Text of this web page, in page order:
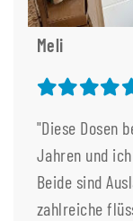
Meli
"Diese Dosen
Jahren und
Beide sind
zahlreiche